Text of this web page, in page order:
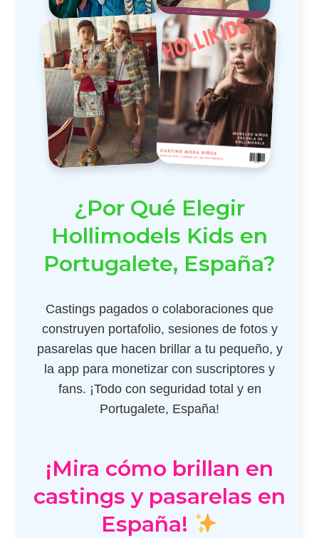
¿Por Qué Elegir
Hollimodels Kids en
Portugalete, España?
Castings pagados o colaboraciones que
construyen portafolio, sesiones de fotos y
pasarelas que hacen brillar a tu pequeño, y
la app para monetizar con suscriptores y
fans. ¡Todo con seguridad total y en
Portugalete, España!
¡Mira cómo brillan en
castings y pasarelas en
España!